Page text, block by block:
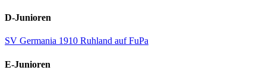
D-Junioren
SV Germania 1910 Ruhland auf FuPa
E-Junioren